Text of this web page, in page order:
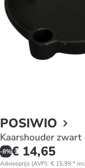
POSIWIO
Kaarshouder
-8%€ 14,65
Adviesprijs (AVP): € 15,99*